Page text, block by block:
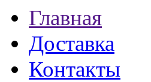
Главная
Доставка
Контакты